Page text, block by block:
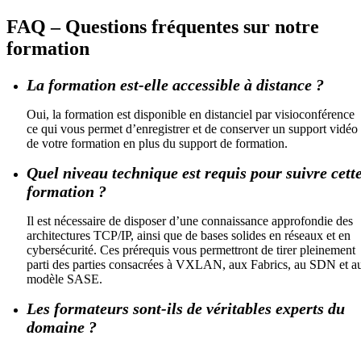
FAQ – Questions fréquentes sur notre
formation
La formation est-elle accessible à distance ?
Oui, la formation est disponible en distanciel par visioconférence
ce qui vous permet d’enregistrer et de conserver un support vidéo
de votre formation en plus du support de formation.
Quel niveau technique est requis pour suivre
formation ?
Il est nécessaire de disposer d’une connaissance approfondie des
architectures TCP/IP, ainsi que de bases solides en réseaux et en
cybersécurité. Ces prérequis vous permettront de tirer pleinement
parti des parties consacrées à VXLAN, aux Fabrics, au SDN et
modèle SASE.
Les formateurs sont-ils de véritables experts du
domaine ?